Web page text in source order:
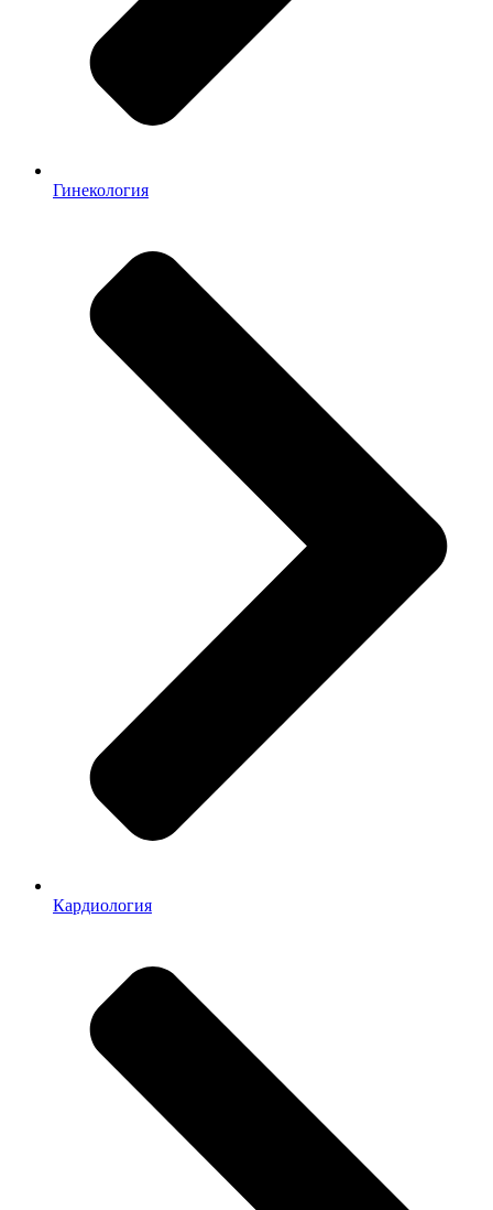
Гинекология
Кардиология